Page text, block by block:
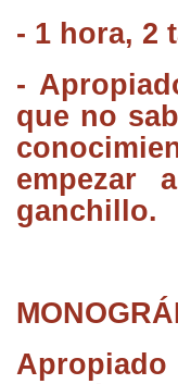
- 1 hora, 2
-
que no
empezar
ganchillo.
Apropiado